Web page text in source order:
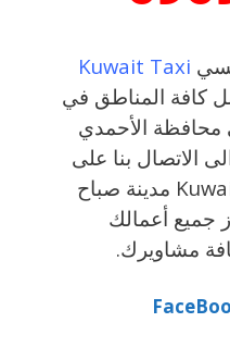
Kuwait Taxi
كافة المناطق في
محافظة الأحمدي
الاتصال بنا على
أرقام كويت تاكسي Kuwait Taxi مدينة صباح
جميع أعمالك
مشاويرك.